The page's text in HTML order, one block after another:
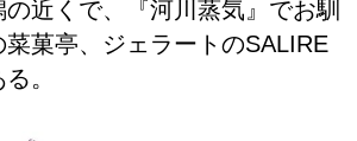
近くで、『河川蒸気』でお馴
菓亭、ジェラートのSALIRE
。